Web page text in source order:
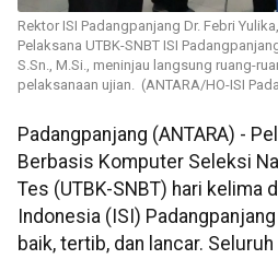
Rektor ISI Padangpanjang Dr. Febri
Pelaksana UTBK-SNBT ISI
S.Sn., M.Si., meninjau langsung ruang-
pelaksanaan ujian. (ANTARA/HO-ISI
Padangpanjang (ANTARA) -
Berbasis Komputer Seleksi
Tes (UTBK-SNBT) hari kelima
Indonesia (ISI)
baik, tertib, dan lancar.